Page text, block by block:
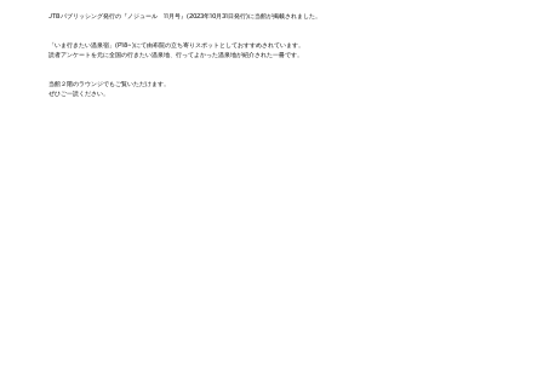
JTBパブリッシング発行の『ノジュール 11月号』(2023年10月31日発行)に当館が掲載されました。
「いま行きたい温泉宿」(P18~)にて由布院の立ち寄りスポットとしておすすめされています。
読者アンケートを元に全国の行きたい温泉地、行ってよかった温泉地が紹介された一冊です。
当館２階のラウンジでもご覧いただけます。
ぜひご一読ください。